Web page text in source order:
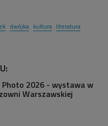
dwójka kultura literatura
Photo 2026 - wystawa w
Warszawskiej